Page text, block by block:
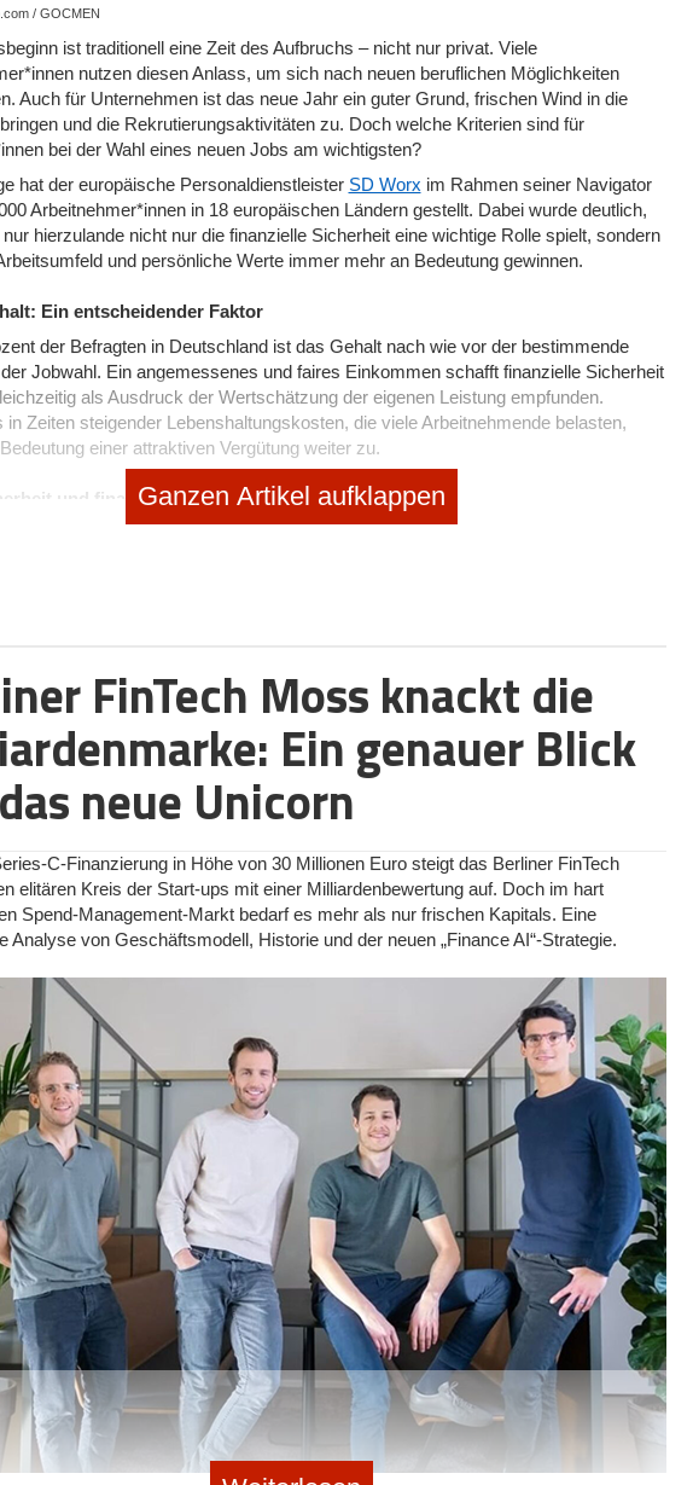
/ GOCMEN
ist traditionell eine Zeit des Aufbruchs – nicht nur privat. Viele
nutzen diesen Anlass, um sich nach neuen beruflichen Möglichkeiten
Auch für Unternehmen ist das neue Jahr ein guter Grund, frischen Wind in die
und die Rekrutierungsaktivitäten zu. Doch welche Kriterien sind für
bei der Wahl eines neuen Jobs am wichtigsten?
hat der europäische Personaldienstleister SD Worx im Rahmen seiner Navigator
Arbeitnehmer*innen in 18 europäischen Ländern gestellt. Dabei wurde deutlich,
hierzulande nicht nur die finanzielle Sicherheit eine wichtige Rolle spielt, sondern
und persönliche Werte immer mehr an Bedeutung gewinnen.
Ein entscheidender Faktor
der Befragten in Deutschland ist das Gehalt nach wie vor der bestimmende
Jobwahl. Ein angemessenes und faires Einkommen schafft finanzielle Sicherheit
als Ausdruck der Wertschätzung der eigenen Leistung empfunden.
in Zeiten steigender Lebenshaltungskosten, die viele Arbeitnehmende belasten,
einer attraktiven Vergütung weiter zu.
und finanzielle Stabilität des Unternehmens
die Basis für die Sicherheit des Arbeitsplatzes. Ein wirtschaftlich gesundes
kann nicht nur in Krisenzeiten verlässlich agieren, sondern auch Perspektiven für
schaffen.
und Erreichbarkeit des Arbeitsplatzes
Life-Balance beginnt für viele bereits auf dem Weg zur Arbeit. Für 45,2 Prozent
bei der Jobwahl. Ein kurzer und unkompliziert zu bewältigender Arbeitsweg
und spart wertvolle Zeit, die für persönliche Aktivitäten oder die Familie genutzt
Arbeitnehmende bevorzugen Unternehmen, die entweder in unmittelbarer Nähe
liegen oder gut öffentlich oder mit dem Auto gut angebunden sind.
Arbeitsmodelle wie Remote Work oder Gleitzeit spielen eine immer größere
es Unternehmen, auch Talente aus weiter entfernten Regionen für sich
da tägliches Pendeln nicht mehr zwingend erforderlich ist. Mitarbeitende können
auf ein Minimum reduzieren und nur dann ins Büro kommen, wenn persönliche
oder die Zusammenarbeit im Team erforderlich ist. Diese Flexibilität macht
attraktiver und fördert zugleich eine bessere Vereinbarkeit von Beruf und
und soziales Umfeld
Arbeitsatmosphäre ist für 44,4 Prozent der Arbeitnehmer*innen ein
Kriterium bei der Wahl des Arbeitgebenden. Ein angenehmes Betriebsklima
Beziehungen zu Kolleg*innen und Vorgesetzten tragen maßgeblich zur Zufriedenheit
bei. Teamgeist, gegenseitige Unterstützung und eine offene Kommunikation
Umfeld, in dem sich Mitarbeitende wohlfühlen und ihr Potenzial voll entfalten
beeinflusst nicht nur das tägliche Wohlbefinden, sondern auch die
Bindung an das Unternehmen. Ein respektvolles Miteinander fördert die Motivation
die Produktivität.
Ganzen Artikel aufklappen
FinTech Moss knackt die
Ein genauer Blick
neue Unicorn
C-Finanzierung in Höhe von 30 Millionen Euro steigt das Berliner FinTech
elitären Kreis der Start-ups mit einer Milliardenbewertung auf. Doch im hart
Spend-Management-Markt bedarf es mehr als nur frischen Kapitals. Eine
Analyse von Geschäftsmodell, Historie und der neuen „Finance AI“-Strategie.